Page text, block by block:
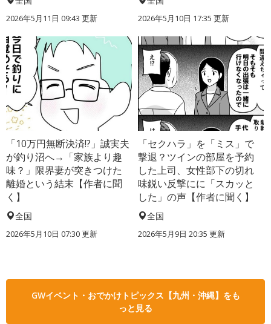
2026年5月11日 09:43 更新 2026年5月10日 17:35 更新
「10万円無断決済!?」誠実夫
が釣り沼へ→「家族より趣
味？」限界妻が突きつけた
離婚という結末【作者に聞
く】
全国
2026年5月10日 07:30 更新
「セクハラ」を「ミス」で
撃退？ツインの部屋を予約
した上司、女性部下の切れ
味鋭い反撃にに「スカッと
した」の声【作者に聞く】
全国
2026年5月9日 20:35 更新
GWイベント・おでかけトピックス【九州・沖縄】をも
っと見る